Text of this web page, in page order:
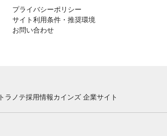
プライバシーポリシー
サイト利用条件・推奨環境
お問い合わせ
トラノテ採用情報カインズ 企業サイト